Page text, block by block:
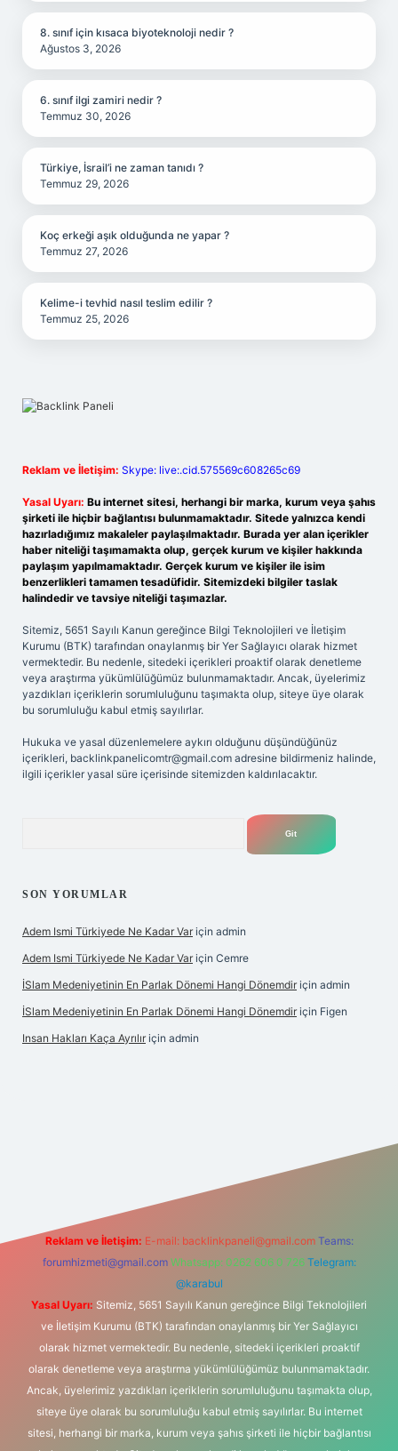
8. sınıf için kısaca biyoteknoloji nedir ?
Ağustos 3, 2026
6. sınıf ilgi zamiri nedir ?
Temmuz 30, 2026
Türkiye, İsrail’i ne zaman tanıdı ?
Temmuz 29, 2026
Koç erkeği aşık olduğunda ne yapar ?
Temmuz 27, 2026
Kelime-i tevhid nasıl teslim edilir ?
Temmuz 25, 2026
Reklam ve İletişim: Skype: live:.cid.575569c608265c69
Yasal Uyarı: Bu internet sitesi, herhangi bir marka, kurum veya şahıs
şirketi ile hiçbir bağlantısı bulunmamaktadır. Sitede yalnızca kendi
hazırladığımız makaleler paylaşılmaktadır. Burada yer alan içerikler
haber niteliği taşımamakta olup, gerçek kurum ve kişiler hakkında
paylaşım yapılmamaktadır. Gerçek kurum ve kişiler ile isim
benzerlikleri tamamen tesadüfidir. Sitemizdeki bilgiler taslak
halindedir ve tavsiye niteliği taşımazlar.
Sitemiz, 5651 Sayılı Kanun gereğince Bilgi Teknolojileri ve İletişim
Kurumu (BTK) tarafından onaylanmış bir Yer Sağlayıcı olarak hizmet
vermektedir. Bu nedenle, sitedeki içerikleri proaktif olarak denetleme
veya araştırma yükümlülüğümüz bulunmamaktadır. Ancak, üyelerimiz
yazdıkları içeriklerin sorumluluğunu taşımakta olup, siteye üye olarak
bu sorumluluğu kabul etmiş sayılırlar.
Hukuka ve yasal düzenlemelere aykırı olduğunu düşündüğünüz
içerikleri, backlinkpanelicomtr@gmail.com adresine bildirmeniz halinde,
ilgili içerikler yasal süre içerisinde sitemizden kaldırılacaktır.
SON YORUMLAR
Adem Ismi Türkiyede Ne Kadar Var için admin
Adem Ismi Türkiyede Ne Kadar Var için Cemre
İSlam Medeniyetinin En Parlak Dönemi Hangi Dönemdir için admin
İSlam Medeniyetinin En Parlak Dönemi Hangi Dönemdir için Figen
Insan Hakları Kaça Ayrılır için admin
Reklam ve İletişim: E-mail: backlinkpaneli@gmail.com Teams:
forumhizmeti@gmail.com Whatsapp: 0262 606 0 726 Telegram:
@karabul
Yasal Uyarı: Sitemiz, 5651 Sayılı Kanun gereğince Bilgi Teknolojileri
ve İletişim Kurumu (BTK) tarafından onaylanmış bir Yer Sağlayıcı
olarak hizmet vermektedir. Bu nedenle, sitedeki içerikleri proaktif
olarak denetleme veya araştırma yükümlülüğümüz bulunmamaktadır.
Ancak, üyelerimiz yazdıkları içeriklerin sorumluluğunu taşımakta olup,
siteye üye olarak bu sorumluluğu kabul etmiş sayılırlar. Bu internet
sitesi, herhangi bir marka, kurum veya şahıs şirketi ile hiçbir bağlantısı